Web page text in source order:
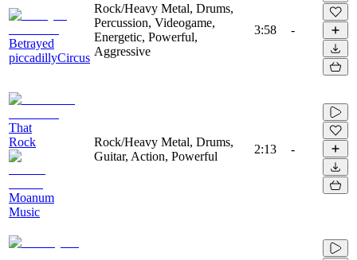
Betrayed
piccadillyCircus
Rock/Heavy Metal, Drums,
Percussion, Videogame,
Energetic, Powerful,
Aggressive
3:58 -
That
Rock
Moanum
Music
Rock/Heavy Metal, Drums,
Guitar, Action, Powerful
2:13 -